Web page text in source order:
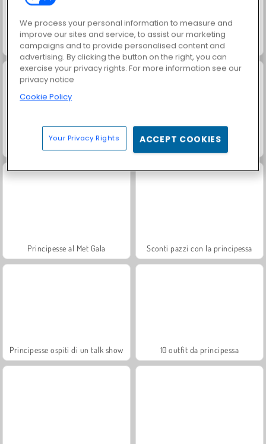
Crazy Rich: principesse asiatiche Regina dei brillantini
Principesse al Met Gala Sconti pazzi con la principessa
Principesse ospiti di un talk show 10 outfit da principessa
We process your personal information to measure and
improve our sites and service, to assist our marketing
campaigns and to provide personalised content and
advertising. By clicking the button on the right, you can
exercise your privacy rights. For more information see our
privacy notice
Cookie Policy
Your Privacy Rights ACCEPT COOKIES